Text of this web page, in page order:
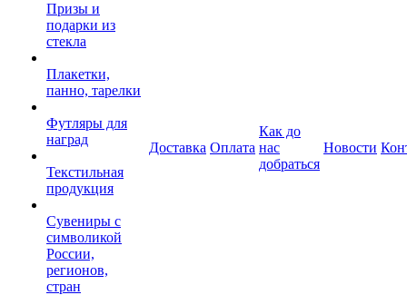
Призы и
подарки из
стекла
Плакетки,
панно, тарелки
Футляры для
наград
Текстильная
продукция
Сувениры с
символикой
России,
регионов,
стран
Доставка Оплата
Как до
нас
добраться
Новости